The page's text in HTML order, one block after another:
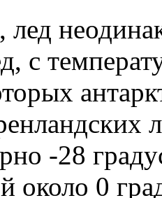
лед
с
-28
около 0